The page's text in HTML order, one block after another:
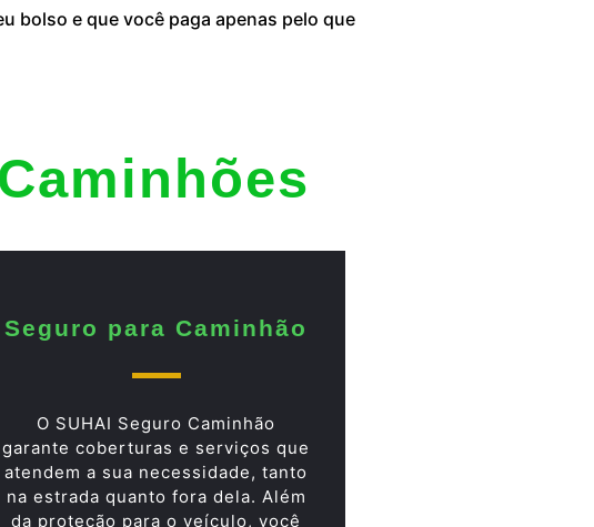
bolso e que você paga apenas pelo que
Seguro para Caminhão
O SUHAI Seguro Caminhão
garante coberturas e serviços que
atendem a sua necessidade, tanto
na estrada quanto fora dela. Além
da proteção para o veículo, você